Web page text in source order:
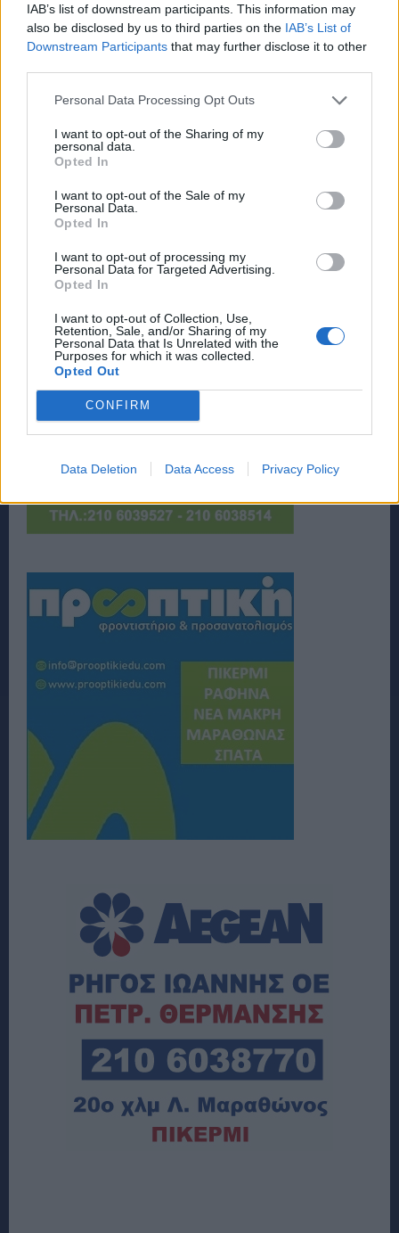
IAB’s list of downstream participants. This information may
also be disclosed by us to third parties on the IAB’s List of
Downstream Participants that may further disclose it to other
Personal Data Processing Opt Outs
I want to opt-out of the Sharing of my
personal data.
Opted In
I want to opt-out of the Sale of my
Personal Data.
Opted In
I want to opt-out of processing my
Personal Data for Targeted Advertising.
Opted In
I want to opt-out of Collection, Use,
Retention, Sale, and/or Sharing of my
Personal Data that Is Unrelated with the
Purposes for which it was collected.
Opted Out
CONFIRM
Data Deletion Data Access Privacy Policy